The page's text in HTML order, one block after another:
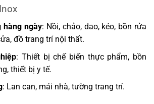
hàng ngày: Nồi, chảo, dao, kéo, bồn rửa
đồ trang trí nội thất.
: Thiết bị chế biến thực phẩm, bồn
thiết bị y tế.
: Lan can, mái nhà, tường trang trí.